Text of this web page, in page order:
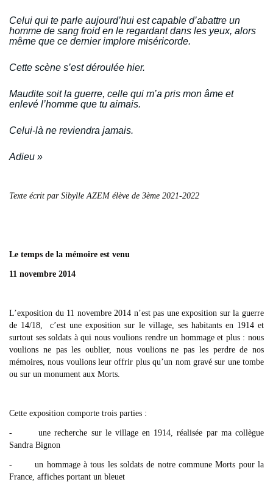
Celui qui te parle aujourd’hui est capable d’abattre un
homme de sang froid en le regardant dans les yeux, alors
même que ce dernier implore miséricorde.
Cette scène s’est déroulée hier.
Maudite soit la guerre, celle qui m’a pris mon âme et
enlevé l’homme que tu aimais.
Celui-là ne reviendra jamais.
Adieu »
Texte écrit par Sibylle AZEM élève de 3ème 2021-2022
Le temps de la mémoire est venu
11 novembre 2014
L’exposition du 11 novembre 2014 n’est pas une exposition sur la guerre
de 14/18, c’est une exposition sur le village, ses habitants en 1914 et
surtout ses soldats à qui nous voulions rendre un hommage et plus : nous
voulions ne pas les oublier, nous voulions ne pas les perdre de nos
mémoires, nous voulions leur offrir plus qu’un nom gravé sur une tombe
ou sur un monument aux Morts.
Cette exposition comporte trois parties :
- une recherche sur le village en 1914, réalisée par ma collègue
Sandra Bignon
- un hommage à tous les soldats de notre commune Morts pour la
France, affiches portant un bleuet